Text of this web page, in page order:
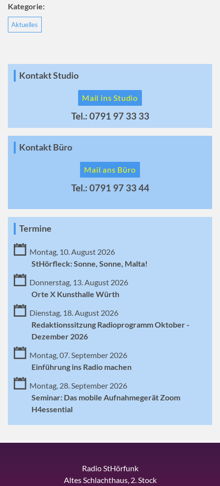
Kategorie:
Aktuelles
Kontakt Studio
Mail ins Studio
Tel.: 0791 97 33 33
Kontakt Büro
Mail ans Büro
Tel.: 0791 97 33 44
Termine
Montag, 10. August 2026
StHörfleck: Sonne, Sonne, Malta!
Donnerstag, 13. August 2026
Orte X Kunsthalle Würth
Dienstag, 18. August 2026
Redaktionssitzung Radioprogramm Oktober -
Dezember 2026
Montag, 07. September 2026
Einführung ins Radio machen
Montag, 28. September 2026
Seminar: Das mobile Aufnahmegerät Zoom
H4essential
Radio StHörfunk
Altes Schlachthaus, 2. Stock